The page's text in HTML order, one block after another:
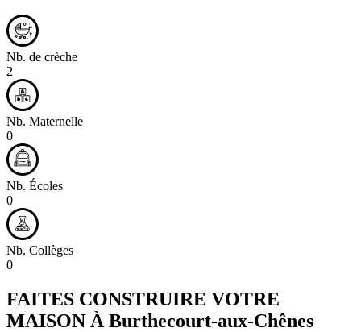
Nb. de crèche
2
Nb. Maternelle
0
Nb. Écoles
0
Nb. Collèges
0
FAITES CONSTRUIRE VOTRE
MAISON À Burthecourt-aux-Chênes